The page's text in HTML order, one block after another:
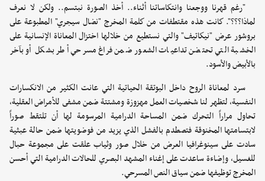
"رغم قهرنا ووجعنا وانتكاساتنا أثناء.. أخذ الصورة نبتسم.. ولكن لا نعرف
لماذا؟؟؟". كانت هذه مقتطفات من كلمة المخرج "نضال سيجري" المطبوعة على
بروشور عرض "نيكاتيف" والتي نستطيع من خلالها اختزال المعاناة الإنسانية على
الخشبة التي تحتضن تداعيات الشعور ضمن فراغ مسرحي أطر بشكل أو بآخر
بالأبيض والأسود.
سرد لمعاناة الروح داخل البوتقة الحياتية التي عانت الكثير من الانكسارات
النفسية، لتظهر لنا شخصيات العمل مهزوزة ومشتتة ضمن مشفى للأمراض العقلية،
تحاول مراراً التحرك ضمن المساحة الدرامية المرسومة لها أن تلتقط صوراً
لابتسامتها المخنوقة فتصطدم بالفشل الذي يزيد من فوضويتها ضمن حالة عبثية
سادت على سينوغرافيا العرض من خلال صور وثياب علقت على مجموعة حبال
للغسيل، وإضاءة ساعدت على إغناء المشهد البصري للحالات الدرامية التي أحسن
المخرج توظيفها ضمن سياق النص المسرحي.